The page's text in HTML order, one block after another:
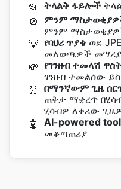
📂
ትላልቅ ፋይሎች
🚫
ምንም
ምንም
💡 የባህሪ ጥያቄ ወደ
መለወጫዎች
💸 የገንዘብ ተመላሽ
ገንዘብ ተመልሰው
⏰
በማንኛውም ጊዜ
ጠቅታ ማቋረጥ
ሂሳብዎ ለቀሪው
🤖
AI-powered
መቆጣጠሪያ